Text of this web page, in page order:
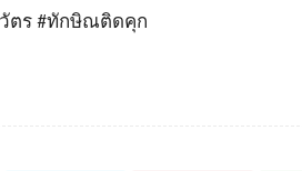
ตร #ทักษิณติดคุก